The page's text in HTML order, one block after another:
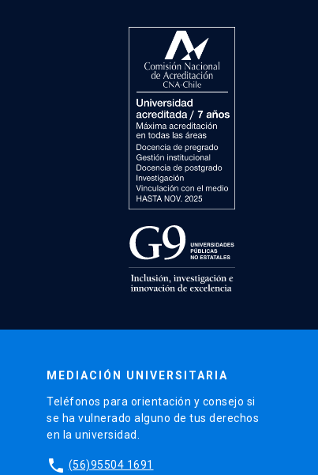
MEDIACIÓN UNIVERSITARIA
Teléfonos para orientación y consejo si
se ha vulnerado alguno de tus derechos
en la universidad.
phone (56)95504 1691